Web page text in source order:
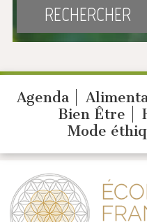
Agenda
Bien Être
Mode